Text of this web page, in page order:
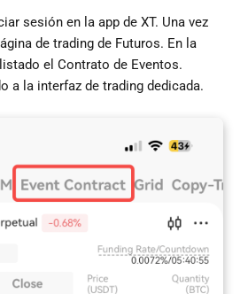
sesión en la app de XT. Una vez
de trading de Futuros. En la
el Contrato de Eventos.
a la interfaz de trading dedicada.